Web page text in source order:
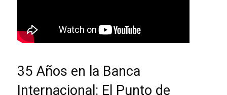
35 Años en la Banca
Internacional: El Punto de